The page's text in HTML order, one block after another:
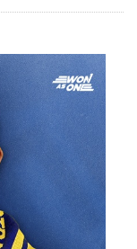
청문회부터 압수수색·심판 성접대 의혹까지…월드컵 탈락이…
"기분 맞춰주려고" 축구협회, 외국인 심판 성접대 의혹…